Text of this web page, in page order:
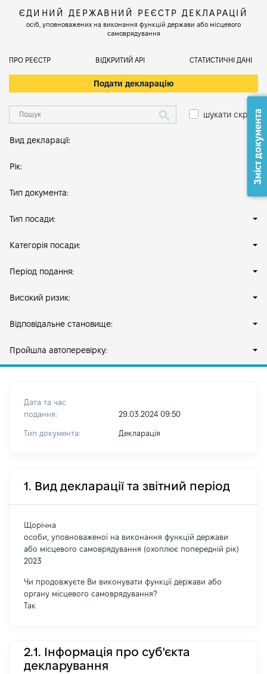
ЄДИНИЙ ДЕРЖАВНИЙ РЕЄСТР ДЕКЛАРАЦІЙ
осіб, уповноважених на виконання функцій держави або місцевого
самоврядування
ПРО РЕЄСТР ВІДКРИТИЙ АРІ СТАТИСТИЧНІ ДАНІ
Подати декларацію
шукати скрізь
Вид декларації:
Рік:
Тип документа:
Тип посади:
Категорія посади:
Період подання:
Високий ризик:
Відповідальне становище:
Пройшла автоперевірку:
Дата та час
подання:
29.03.2024 09:50
Тип документа: Декларація
1. Вид декларації та звітний період
Щорічна
особи, уповноваженої на виконання функцій держави
або місцевого самоврядування (охоплює попередній рік)
2023
Чи продовжуєте Ви виконувати функції держави або
органу місцевого самоврядування?
Так
2.1. Інформація про суб'єкта
декларування
Зміст документа